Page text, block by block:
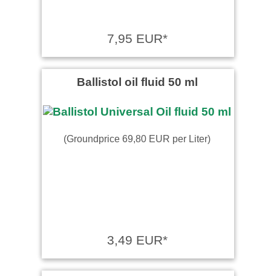
7,95 EUR*
Ballistol oil fluid 50 ml
(Groundprice 69,80 EUR per Liter)
3,49 EUR*